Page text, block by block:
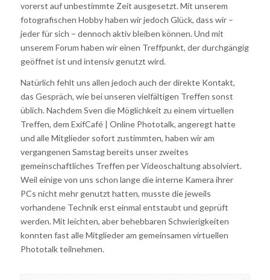
vorerst auf unbestimmte Zeit ausgesetzt. Mit unserem
fotografischen Hobby haben wir jedoch Glück, dass wir –
jeder für sich – dennoch aktiv bleiben können. Und mit
unserem Forum haben wir einen Treffpunkt, der durchgängig
geöffnet ist und intensiv genutzt wird.
Natürlich fehlt uns allen jedoch auch der direkte Kontakt,
das Gespräch, wie bei unseren vielfältigen Treffen sonst
üblich. Nachdem Sven die Möglichkeit zu einem virtuellen
Treffen, dem ExifCafé | Online Phototalk, angeregt hatte
und alle Mitglieder sofort zustimmten, haben wir am
vergangenen Samstag bereits unser zweites
gemeinschaftliches Treffen per Videoschaltung absolviert.
Weil einige von uns schon lange die interne Kamera ihrer
PCs nicht mehr genutzt hatten, musste die jeweils
vorhandene Technik erst einmal entstaubt und geprüft
werden. Mit leichten, aber behebbaren Schwierigkeiten
konnten fast alle Mitglieder am gemeinsamen virtuellen
Phototalk teilnehmen.